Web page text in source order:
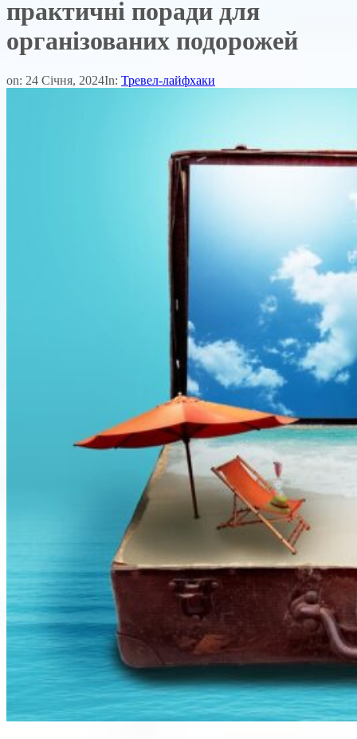
практичні поради для
організованих подорожей
on: 24 Січня, 2024In: Тревел-лайфхаки